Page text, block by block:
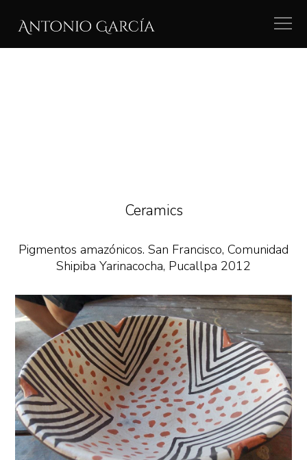
Ceramics
Pigmentos amazónicos. San Francisco, Comunidad
Shipiba Yarinacocha, Pucallpa 2012